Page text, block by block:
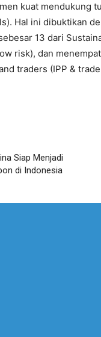
kuat mendukung
Hal ini dibuktikan
13 dari
risk), dan
traders (IPP &
Siap Menjadi
di Indonesia